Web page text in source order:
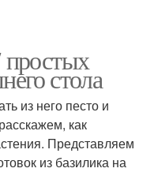
стола
из него песто и
как
Представляем
из базилика на